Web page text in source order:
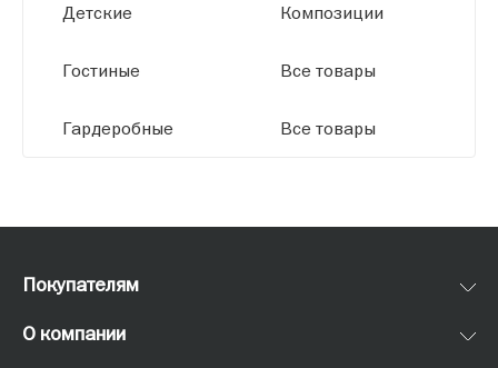
Детские
Гостиные
Гардеробные
Композиции
Все товары
Все товары
Покупателям
О компании